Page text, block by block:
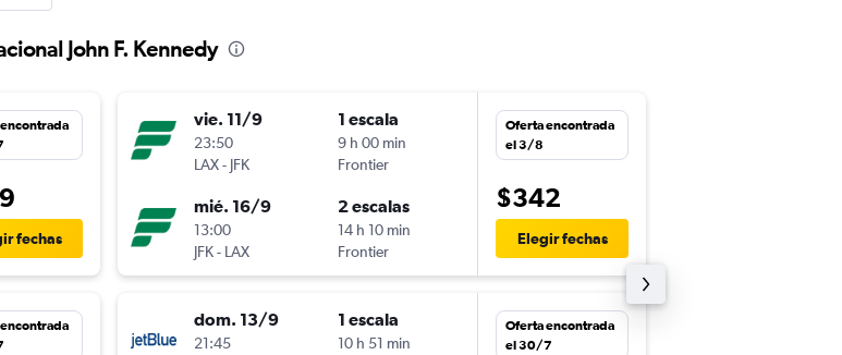
John F. Kennedy
fechas
vie. 11/9
23:50
LAX- JFK
1 escala
9 h 00 min
Frontier
mié. 16/9
13:00
JFK- LAX
2 escalas
14 h 10 min
Frontier
Oferta encontrada
el 3/8
$342
Elegir fechas
dom. 13/9
21:45
1 escala
10 h 51 min
Oferta encontrada
el 30/7